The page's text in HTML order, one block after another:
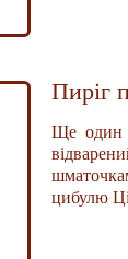
Пиріг
Ще один
цибулю